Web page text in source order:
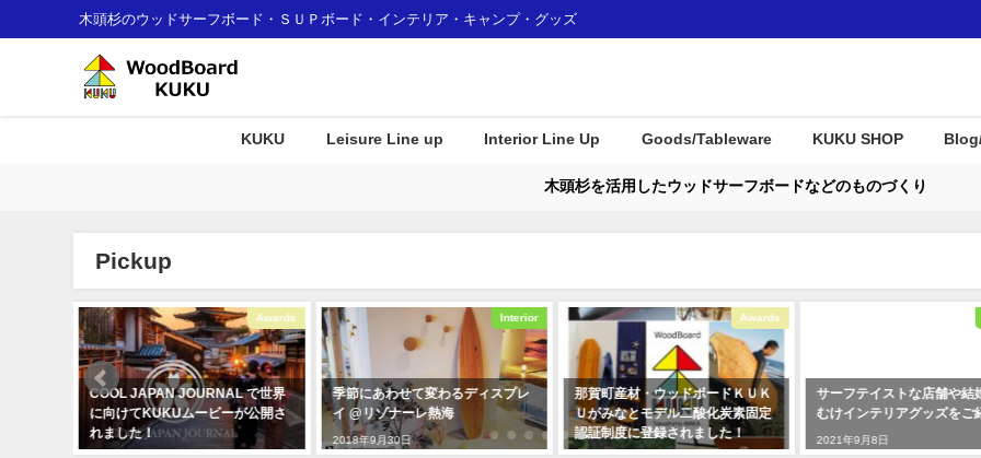
木頭杉のウッドサーフボード・ＳＵＰボード・インテリア・キャンプ・グッズ
KUKU Leisure Line up Interior Line Up Goods/Tableware KUKU SHOP
木頭杉を活用したウッドサーフボードなどのものづくり
Pickup
Awards
COOL JAPAN JOURNAL で世界
に向けてKUKUムービーが公開さ
れました！
Interior
季節にあわせて変わるディスプレ
イ @リゾナーレ熱海
2018年9月30日
Awards
那賀町産材・ウッドボードＫＵＫ
Ｕがみなとモデル二酸化炭素固定
認証制度に登録されました！
サーフテイストな店舗や結
むけインテリアグッズをご
2021年9月8日